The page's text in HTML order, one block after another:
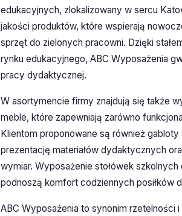
edukacyjnych, zlokalizowany w sercu
jakości produktów, które wspierają
sprzęt do zielonych pracowni. Dzięki
rynku edukacyjnego, ABC Wyposażenia
pracy dydaktycznej.
W asortymencie firmy znajdują się także
meble, które zapewniają zarówno
Klientom proponowane są również
prezentację materiałów dydaktycznych
wymiar. Wyposażenie stołówek
podnoszą komfort codziennych posiłków
ABC Wyposażenia to synonim